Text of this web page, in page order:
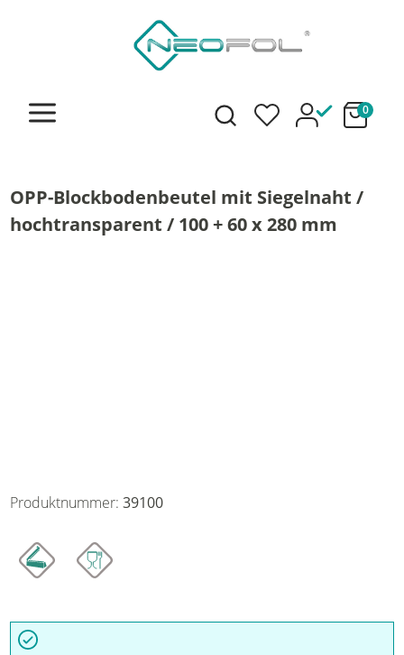
0
OPP-Blockbodenbeutel mit Siegelnaht /
hochtransparent / 100 + 60 x 280 mm
Produktnummer:39100